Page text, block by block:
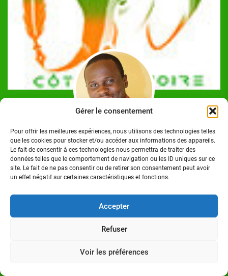
Gérer le consentement
Pour offrir les meilleures expériences, nous utilisons des technologies telles
que les cookies pour stocker et/ou accéder aux informations des appareils.
Le fait de consentir à ces technologies nous permettra de traiter des
données telles que le comportement de navigation ou les ID uniques sur ce
site. Le fait de ne pas consentir ou de retirer son consentement peut avoir
un effet négatif sur certaines caractéristiques et fonctions.
Accepter
Refuser
Voir les préférences
Josué Koffi
Josué Koffi est un Journaliste Professionnel Ivoirien,
titulaire d'un Master en communication option Journalisme
à l'Institut Polytechnique des Sciences et Techniques de la
Communication (ISTC-P), à Abidjan/Cocody. Homme de
médias.